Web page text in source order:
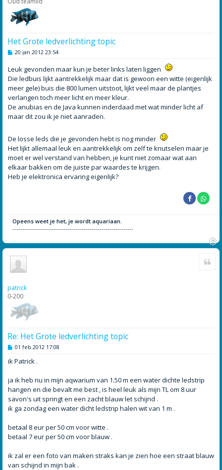
Het Grote ledverlichting topic
B
i
c
t
20 jan 2012 23:54
Leuk gevonden maar kun je beter links laten liggen
Die ledbuis lijkt aantrekkelijk maar dat is gewoon een witte (eigenlijk
meer gele) buis die 800 lumen uitstoot, lijkt veel maar de plantjes
verlangen toch meer licht en meer kleur.
De anubias en de Java kunnen inderdaad met wat minder licht af
maar dit zou ik je niet aanraden.
De losse leds die je gevonden hebt is nog minder
Het lijkt allemaal leuk en aantrekkelijk om zelf te knutselen maar je
moet er wel verstand van hebben, je kunt niet zomaar wat aan
elkaar bakken om de juiste par waardes te krijgen.
Heb je elektronica ervaring eigenlijk?
Opeens weet je het, je wordt aquariaan.
-------------------------------------------------------------
O
patrick
0-200
Re: Het Grote ledverlichting topic
B
r
h
01 feb 2012 17:08
ik Patrick .
ja ik heb nu in mijn aqwarium van 1.50 m een water dichte ledstrip
hangen en die bevalt me best , is heel leuk als mijn TL om 8 uur
savon's uit springt en een zacht blauw let schijnd .
ik ga zondag een water dicht ledstrip halen wit van 1 m .
betaal 8 eur per 50 cm voor witte .
betaal 7 eur per 50 cm voor blauw .
ik zal er een foto van maken straks kan je zien hoe een straat blauw
van schijnd in mijn bak .